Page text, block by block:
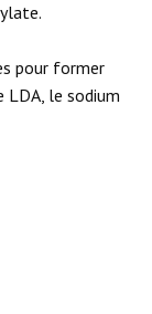
pour former
LDA, le sodium